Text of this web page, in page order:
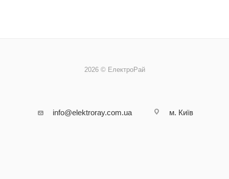
2026 © ЕлектроРай
info@elektroray.com.ua м. Київ